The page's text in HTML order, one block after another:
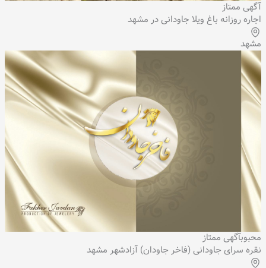
آگهی ممتاز
اجاره روزانه باغ ویلا جاودانی در مشهد
مشهد
محبوبآگهی ممتاز
نقره سرای جاودانی (فاخر جاودان) آزادشهر مشهد